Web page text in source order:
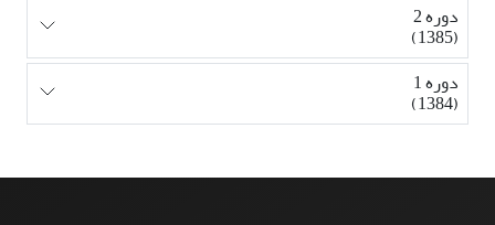
دوره 2
(1385)
دوره 1
(1384)